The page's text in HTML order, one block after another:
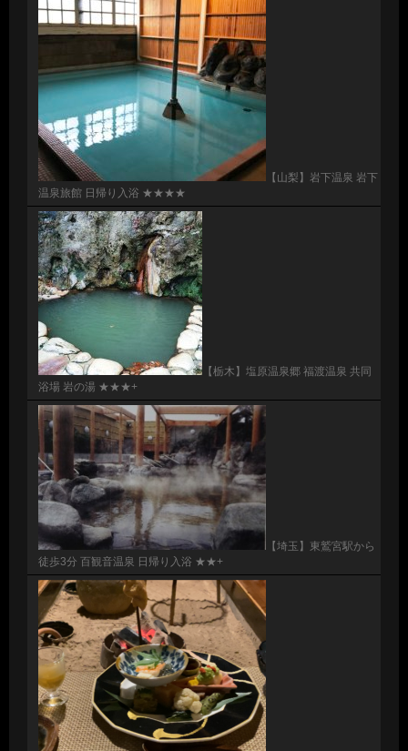
【山梨】岩下温泉 岩下
温泉旅館 日帰り入浴 ★★★★
【栃木】塩原温泉郷 福渡温泉 共同
浴場 岩の湯 ★★★+
【埼玉】東鷲宮駅から
徒歩3分 百観音温泉 日帰り入浴 ★★+